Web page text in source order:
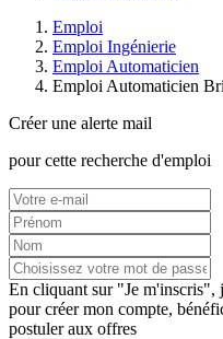
Emploi
Emploi Ingénierie
Emploi Automaticien
Emploi Automaticien
Créer une alerte mail
pour cette recherche d'emploi
En cliquant sur "Je m'inscris",
pour créer mon compte,
postuler aux offres